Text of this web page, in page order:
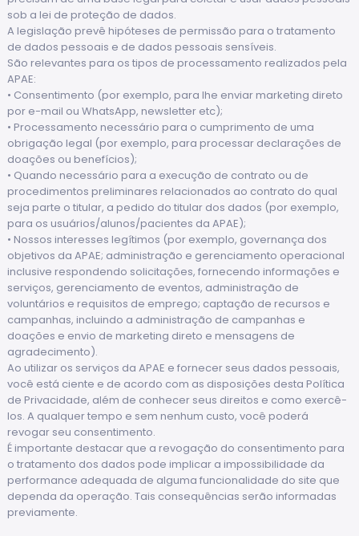
sob a lei de proteção de dados.
A legislação prevê hipóteses de permissão para o tratamento
de dados pessoais e de dados pessoais sensíveis.
São relevantes para os tipos de processamento realizados pela
APAE:
• Consentimento (por exemplo, para lhe enviar marketing direto
por e-mail ou WhatsApp, newsletter etc);
• Processamento necessário para o cumprimento de uma
obrigação legal (por exemplo, para processar declarações de
doações ou benefícios);
• Quando necessário para a execução de contrato ou de
procedimentos preliminares relacionados ao contrato do qual
seja parte o titular, a pedido do titular dos dados (por exemplo,
para os usuários/alunos/pacientes da APAE);
• Nossos interesses legítimos (por exemplo, governança dos
objetivos da APAE; administração e gerenciamento operacional
inclusive respondendo solicitações, fornecendo informações e
serviços, gerenciamento de eventos, administração de
voluntários e requisitos de emprego; captação de recursos e
campanhas, incluindo a administração de campanhas e
doações e envio de marketing direto e mensagens de
agradecimento).
Ao utilizar os serviços da APAE e fornecer seus dados pessoais,
você está ciente e de acordo com as disposições desta Política
de Privacidade, além de conhecer seus direitos e como exercê-
los. A qualquer tempo e sem nenhum custo, você poderá
revogar seu consentimento.
É importante destacar que a revogação do consentimento para
o tratamento dos dados pode implicar a impossibilidade da
performance adequada de alguma funcionalidade do site que
dependa da operação. Tais consequências serão informadas
previamente.